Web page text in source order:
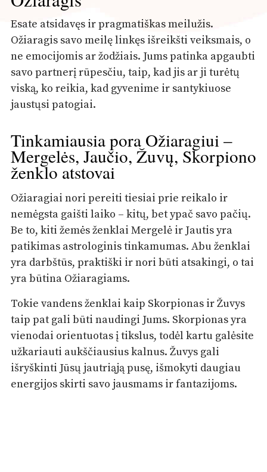
Esate atsidavęs ir pragmatiškas meilužis.
Ožiaragis savo meilę linkęs išreikšti veiksmais, o
ne emocijomis ar žodžiais. Jums patinka apgaubti
savo partnerį rūpesčiu, taip, kad jis ar ji turėtų
viską, ko reikia, kad gyvenime ir santykiuose
jaustųsi patogiai.
Tinkamiausia pora Ožiaragiui –
Mergelės, Jaučio, Žuvų, Skorpiono
ženklo atstovai
Ožiaragiai nori pereiti tiesiai prie reikalo ir
nemėgsta gaišti laiko – kitų, bet ypač savo pačių.
Be to, kiti žemės ženklai Mergelė ir Jautis yra
patikimas astrologinis tinkamumas. Abu ženklai
yra darbštūs, praktiški ir nori būti atsakingi, o tai
yra būtina Ožiaragiams.
Tokie vandens ženklai kaip Skorpionas ir Žuvys
taip pat gali būti naudingi Jums. Skorpionas yra
vienodai orientuotas į tikslus, todėl kartu galėsite
užkariauti aukščiausius kalnus. Žuvys gali
išryškinti Jūsų jautriąją pusę, išmokyti daugiau
energijos skirti savo jausmams ir fantazijoms.